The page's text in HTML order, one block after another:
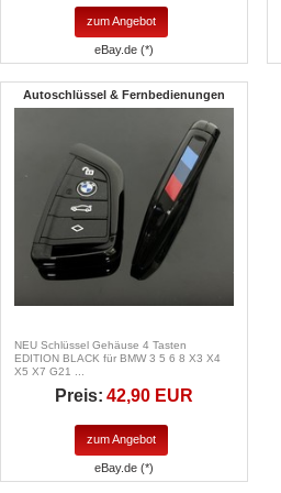
zum Angebot
eBay.de (*)
Autoschlüssel & Fernbedienungen
NEU Schlüssel Gehäuse 4 Tasten
EDITION BLACK für BMW 3 5 6 8 X3 X4
X5 X7 G21 ...
Preis: 42,90 EUR
zum Angebot
eBay.de (*)